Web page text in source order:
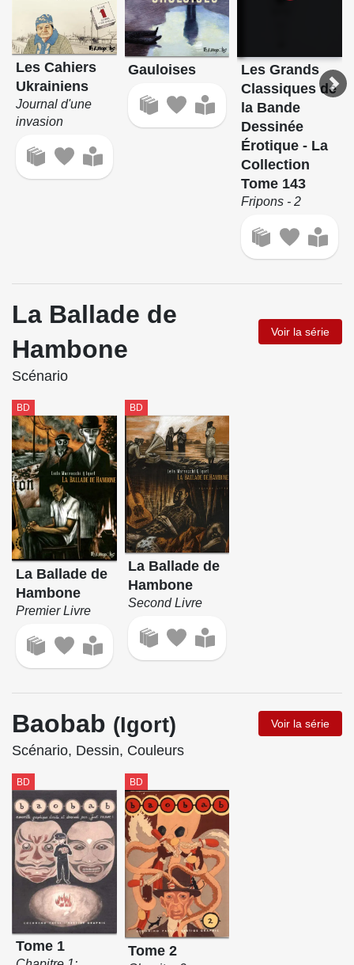
Les Cahiers
Ukrainiens
Journal d'une
invasion
Gauloises
Les Grands
Classiques de
la Bande
Dessinée
Érotique - La
Collection
Tome 143
Fripons - 2
La Ballade de
Hambone
Voir la série
Scénario
BD
La Ballade de
Hambone
Premier Livre
BD
La Ballade de
Hambone
Second Livre
Baobab (Igort) Voir la série
Scénario, Dessin, Couleurs
BD
Tome 1
BD
Tome 2